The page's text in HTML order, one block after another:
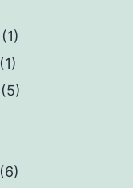
(1)
(1)
(5)
(6)